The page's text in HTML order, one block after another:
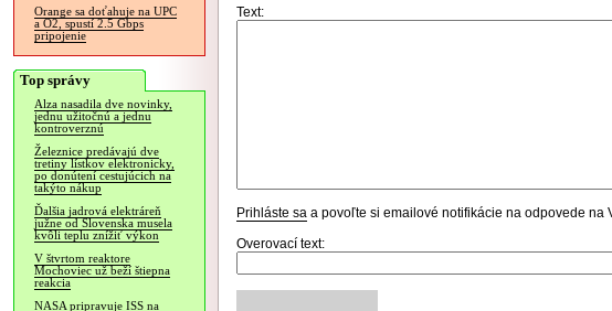
Orange sa doťahuje na UPC
a O2, spustí 2.5 Gbps
pripojenie
Top správy
Alza nasadila dve novinky,
jednu užitočnú a jednu
kontroverznú
Železnice predávajú dve
tretiny lístkov elektronicky,
po donútení cestujúcich na
takýto nákup
Ďalšia jadrová elektráreň
južne od Slovenska musela
kvôli teplu znížiť výkon
V štvrtom reaktore
Mochoviec už beží štiepna
reakcia
NASA pripravuje ISS na
Text:
Prihláste sa a povoľte si emailové notifikácie na odpovede na
Overovací text: